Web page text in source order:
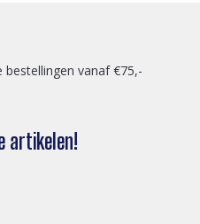
bestellingen vanaf €75,-
artikelen!